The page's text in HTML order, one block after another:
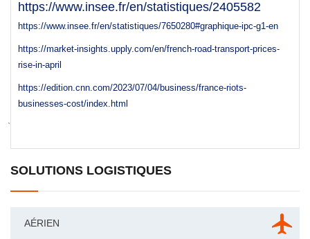
https://www.insee.fr/en/statistiques/2405582
https://www.insee.fr/en/statistiques/7650280#graphique-ipc-g1-en
https://market-insights.upply.com/en/french-road-transport-prices-
rise-in-april
https://edition.cnn.com/2023/07/04/business/france-riots-
businesses-cost/index.html
`
SOLUTIONS LOGISTIQUES
AÉRIEN